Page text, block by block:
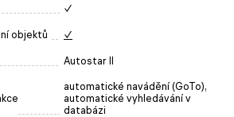
✓
objektů ✓
Autostar II
automatické navádění (GoTo),
automatické vyhledávání v
databázi